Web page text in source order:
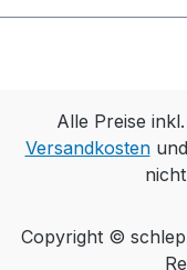
Alle Preise
Versandkostenund
Copyright ©